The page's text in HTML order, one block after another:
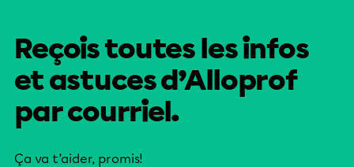
Reçois toutes les infos
et astuces d’Alloprof
par courriel.
Ça va t’aider, promis!